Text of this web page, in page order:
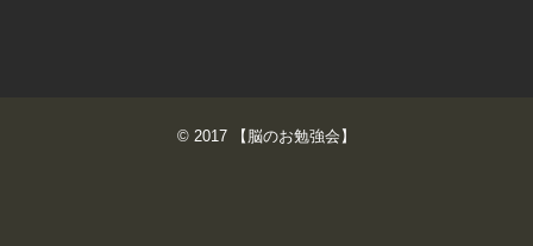
© 2017 【脳のお勉強会】